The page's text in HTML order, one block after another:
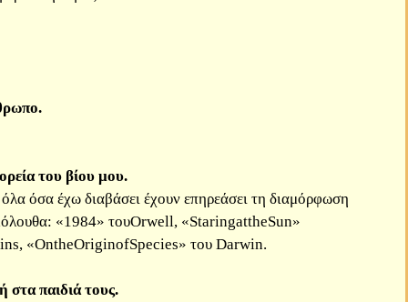
του βίου μου.
όσα έχω διαβάσει έχουν επηρεάσει τη διαμόρφωση
«1984» τουOrwell, «StaringattheSun»
«OntheOriginofSpecies» του Darwin.
στα παιδιά τους.